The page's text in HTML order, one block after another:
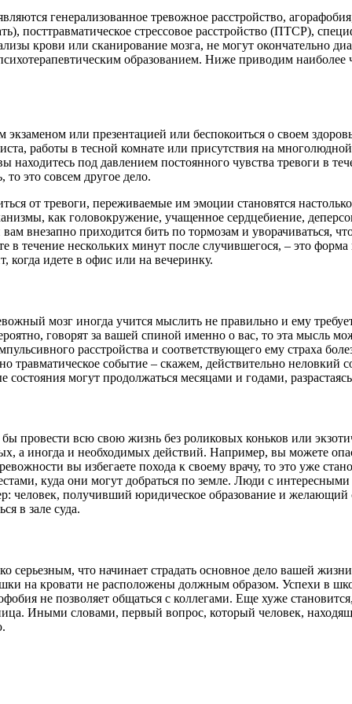
генерализованное тревожное расстройство,
посттравматическое стрессовое расстройство (ПТСР),
крови или сканирование мозга, не могут окончательно
образованием. Ниже приводим
или презентацией или беспокоиться о своем
работы в тесной комнате или присутствия на
под давлением постоянного чувства тревоги в
это совсем другое дело.
от тревоги, переживаемые им эмоции становятся
как головокружение, учащенное сердцебиение,
внезапно приходится бить по тормозам и уворачиваться,
в течение нескольких минут после случившегося, – это
когда идете в офис или на вечеринку.
мозг иногда учится мыслить не правильно и ему
говорят за вашей спиной именно о вас, то эта мысль
расстройства и соответствующего ему страха
травматическое событие – скажем, действительно
состояния могут продолжаться месяцами и годами,
провести всю свою жизнь без роликовых коньков или
а иногда и необходимых действий. Например, вы можете
вы избегаете похода к своему врачу, то это уже
куда они могут добраться по земле. Люди с
получивший юридическое образование и желающий
в зале суда.
серьезным, что начинает страдать основное дело вашей
на кровати не расположены должным образом. Успехи в
не позволяет общаться с коллегами. Еще хуже
Иными словами, первый вопрос, который человек,